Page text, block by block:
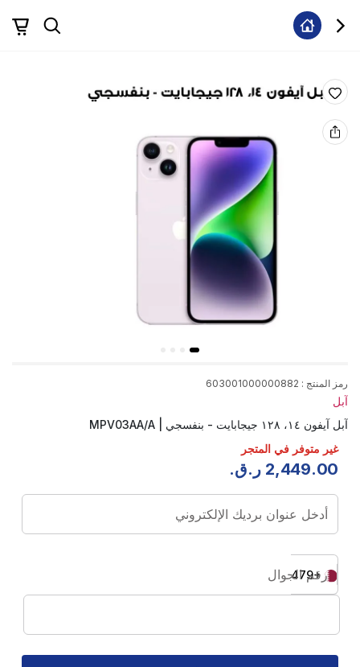
رمز المنتج :
603001000000882
آبل
آبل آيفون ١٤، ١٢٨ جيجابايت - بنفسجي | MPV03AA/A
غير متوفر في المتجر
2,449.00 ر.ق.
أدخل عنوان برديك الإلكتروني
+974
رقم الجوال